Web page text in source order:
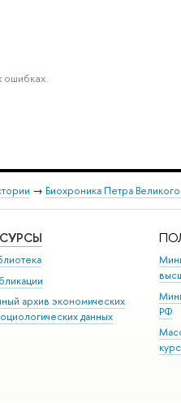
ошибках.
→ Биохроника Петра
архив экономических
данных
РФ